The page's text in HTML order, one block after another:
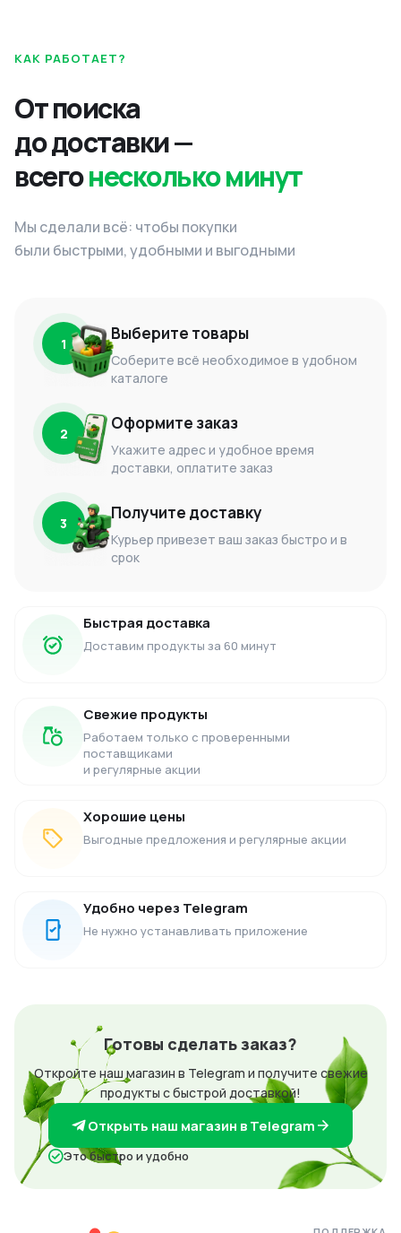
КАК РАБОТАЕТ?
От поиска
до доставки —
всегонесколько минут
Мы сделали всё: чтобы покупки
были быстрыми, удобными и выгодными
1 Выберите товары
Соберите всё необходимое в удобном
каталоге
2 Оформите заказ
Укажите адрес и удобное время
доставки, оплатите заказ
3 Получите доставку
Курьер привезет ваш заказ быстро и в
срок
Быстрая доставка
Доставим продукты за 60 минут
Свежие продукты
Работаем только с проверенными
поставщиками
и регулярные акции
Хорошие цены
Выгодные предложения и регулярные акции
Удобно через Telegram
Не нужно устанавливать приложение
Готовы сделать заказ?
Откройте наш магазин в Telegram и получите свежие
продукты с быстрой доставкой!
Открыть наш магазин в Telegram
Это быстро и удобно